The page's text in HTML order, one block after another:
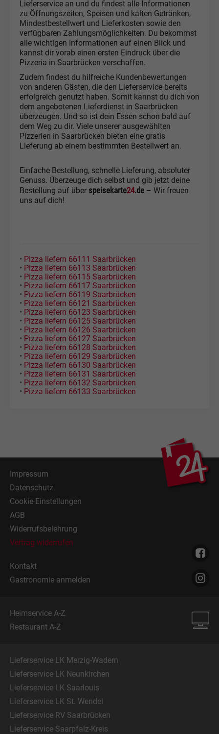
Lieferservice an und du findest alle Informationen
zu Öffnungszeiten, Speisen und kalten Getränken,
Mindestbestellwert und Lieferkosten sowie den
verfügbaren Zahlungsmöglichkeiten. Du bekommst
alle wichtigen Informationen auf einen Blick und
kannst dir vorab einen ersten Eindruck über die
Pizzeria in Saarbrücken verschaffen.
Zudem findest du hilfreiche Kundenbewertungen
von anderen Gästen, die den Lieferservice bereits
erfolgreich genutzt haben. Somit kannst du dich von
dem angebotenen Lieferdienst in Saarbrücken
überzeugen. Und so ist dein Essen schon bald auf
dem Weg zu dir. Viele unserer ausgewählten
Pizzerien in Saarbrücken bieten eine gratis
Lieferung ab einem bestimmten Bestellwert an.
Einfache Bestellung, schnelle Lieferung, absoluter
Genuss. Überzeuge dich selbst und gib jetzt deine
Bestellung auf über speisekarte24.de – Wir freuen
uns auf dich!
• Pizza liefern 66111 Saarbrücken
• Pizza liefern 66113 Saarbrücken
• Pizza liefern 66115 Saarbrücken
• Pizza liefern 66117 Saarbrücken
• Pizza liefern 66119 Saarbrücken
• Pizza liefern 66121 Saarbrücken
• Pizza liefern 66123 Saarbrücken
• Pizza liefern 66125 Saarbrücken
• Pizza liefern 66126 Saarbrücken
• Pizza liefern 66127 Saarbrücken
• Pizza liefern 66128 Saarbrücken
• Pizza liefern 66129 Saarbrücken
• Pizza liefern 66130 Saarbrücken
• Pizza liefern 66131 Saarbrücken
• Pizza liefern 66132 Saarbrücken
• Pizza liefern 66133 Saarbrücken
Impressum
Datenschutz
Cookie-Einstellungen
AGB
Widerrufsbelehrung
Vertrag widerrufen
Kontakt
Gastronomie anmelden
Heimservice A-Z
Restaurant A-Z
Lieferservice LK Merzig-Wadern
Lieferservice LK Neunkirchen
Lieferservice LK Saarlouis
Lieferservice LK St. Wendel
Lieferservice RV Saarbrücken
Lieferservice Saarpfalz-Kreis